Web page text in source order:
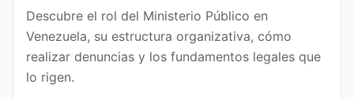
Descubre el rol del Ministerio Público en
Venezuela, su estructura organizativa, cómo
realizar denuncias y los fundamentos legales que
lo rigen.